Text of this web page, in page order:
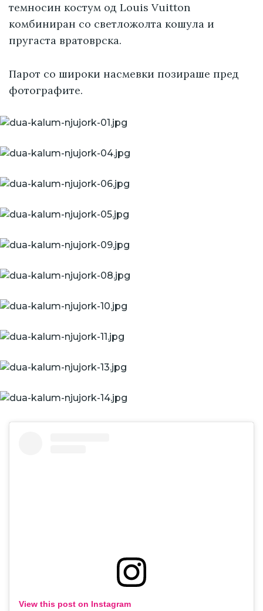
темносин костум од Louis Vuitton
комбиниран со светложолта кошула и
пругаста вратоврска.
Парот со широки насмевки позираше пред
фотографите.
View this post on Instagram